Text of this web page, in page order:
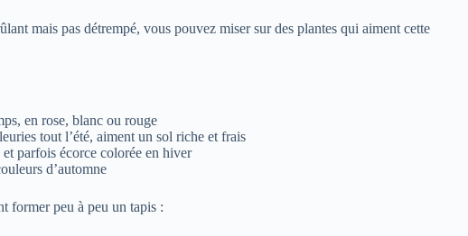
mais pas détrempé, vous pouvez miser sur des plantes qui aiment cette
en rose, blanc ou rouge
tout l’été, aiment un sol riche et frais
parfois écorce colorée en hiver
d’automne
former peu à peu un tapis :